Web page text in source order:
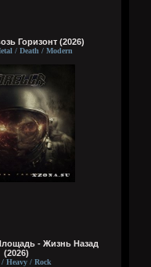
Горизонт (2026)
/ Death / Modern
- Жизнь Назад
(2026)
Heavy / Rock